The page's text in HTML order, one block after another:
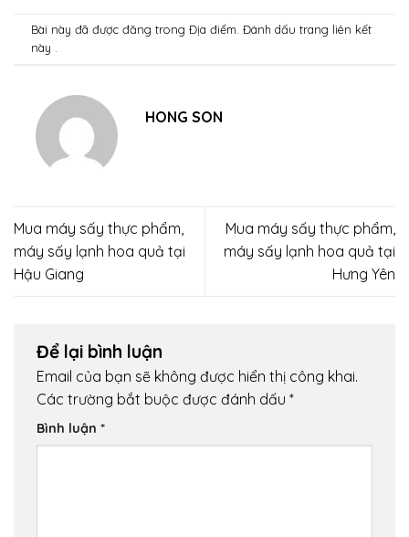
Bài này đã được đăng trongĐịa điểm . Đánh dấu trang liên kết
này .
HONG SON
Mua máy sấy thực phẩm,
máy sấy lạnh hoa quả tại
Hậu Giang
Mua máy sấy thực phẩm,
máy sấy lạnh hoa quả tại
Hưng Yên
Để lại bình luận
Email của bạn sẽ không được hiển thị công khai.
Các trường bắt buộc được đánh dấu *
Bình luận *